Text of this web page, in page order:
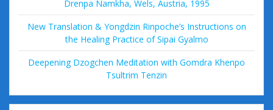
Drenpa Namkha, Wels, Austria, 1995
New Translation & Yongdzin Rinpoche’s Instructions on
the Healing Practice of Sipai Gyalmo
Deepening Dzogchen Meditation with Gomdra Khenpo
Tsultrim Tenzin